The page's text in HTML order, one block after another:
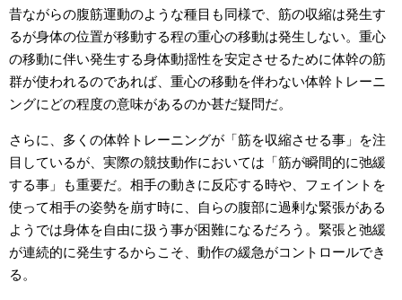
昔ながらの腹筋運動のような種目も同様で、筋の収縮は発生す
るが身体の位置が移動する程の重心の移動は発生しない。重心
の移動に伴い発生する身体動揺性を安定させるために体幹の筋
群が使われるのであれば、重心の移動を伴わない体幹トレーニ
ングにどの程度の意味があるのか甚だ疑問だ。
さらに、多くの体幹トレーニングが「筋を収縮させる事」を注
目しているが、実際の競技動作においては「筋が瞬間的に弛緩
する事」も重要だ。相手の動きに反応する時や、フェイントを
使って相手の姿勢を崩す時に、自らの腹部に過剰な緊張がある
ようでは身体を自由に扱う事が困難になるだろう。緊張と弛緩
が連続的に発生するからこそ、動作の緩急がコントロールでき
る。